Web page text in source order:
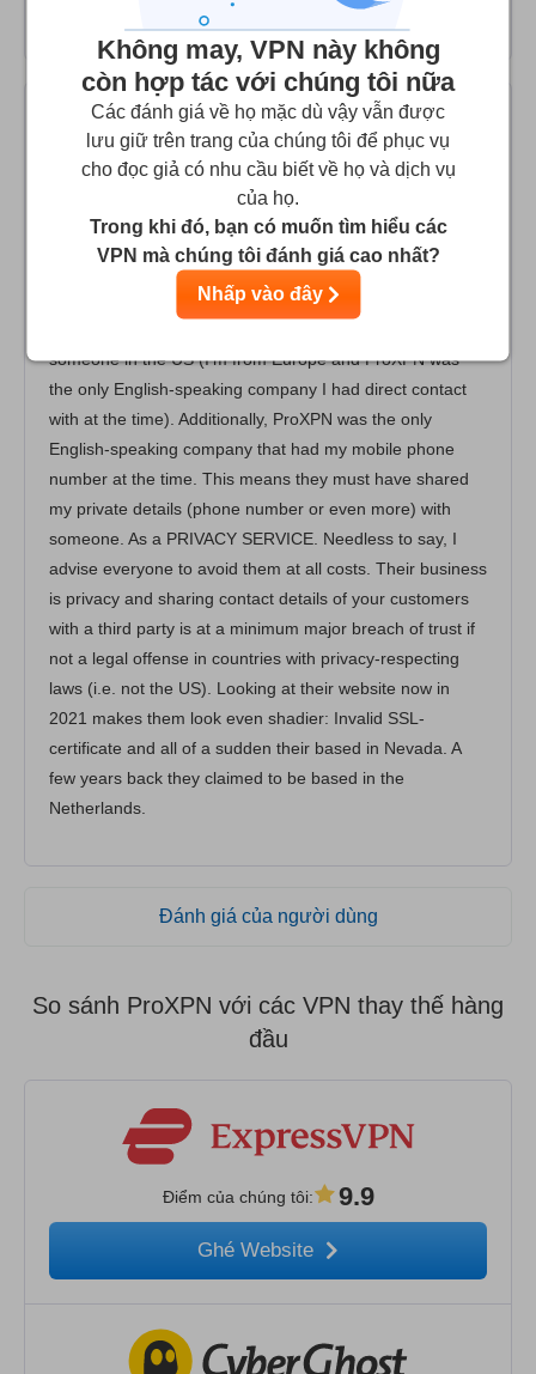
Sorry guys 2
A privacy service sharing your private details
I used ProXPN a few years ago, mainly because it was
advertised in one of my favorite podcasts: Security Now! I
once had a problem with the service, so I contacted their
someone in the US (I'm from Europe and ProXPN was
the only English-speaking company I had direct contact
with at the time). Additionally, ProXPN was the only
English-speaking company that had my mobile phone
number at the time. This means they must have shared
my private details (phone number or even more) with
someone. As a PRIVACY SERVICE. Needless to say, I
advise everyone to avoid them at all costs. Their business
is privacy and sharing contact details of your customers
with a third party is at a minimum major breach of trust if
not a legal offense in countries with privacy-respecting
laws (i.e. not the US). Looking at their website now in
2021 makes them look even shadier: Invalid SSL-
certificate and all of a sudden their based in Nevada. A
few years back they claimed to be based in the
Netherlands.
Đánh giá của người dùng
So sánh ProXPN với các VPN thay thế hàng
đầu
Điểm của chúng tôi: 9.9
Ghé Website
Không may, VPN này không
còn hợp tác với chúng tôi nữa
Các đánh giá về họ mặc dù vậy vẫn được
lưu giữ trên trang của chúng tôi để phục vụ
cho đọc giả có nhu cầu biết về họ và dịch vụ
của họ.
Trong khi đó, bạn có muốn tìm hiểu các
VPN mà chúng tôi đánh giá cao nhất?
Nhấp vào đây